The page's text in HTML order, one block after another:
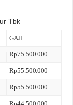
Tbk
GAJI
Rp75.500.000
Rp55.500.000
Rp55.500.000
Rp44.500.000